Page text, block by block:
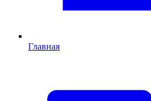
Главная